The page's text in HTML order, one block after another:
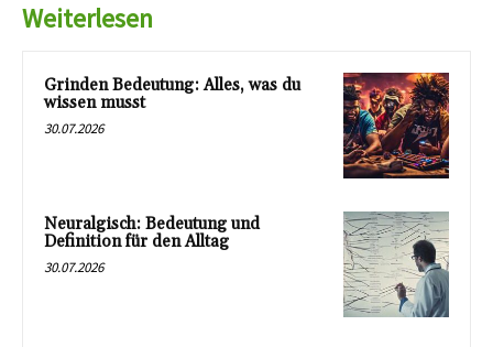
Weiterlesen
Grinden Bedeutung: Alles, was du
wissen musst
30.07.2026
Neuralgisch: Bedeutung und
Definition für den Alltag
30.07.2026